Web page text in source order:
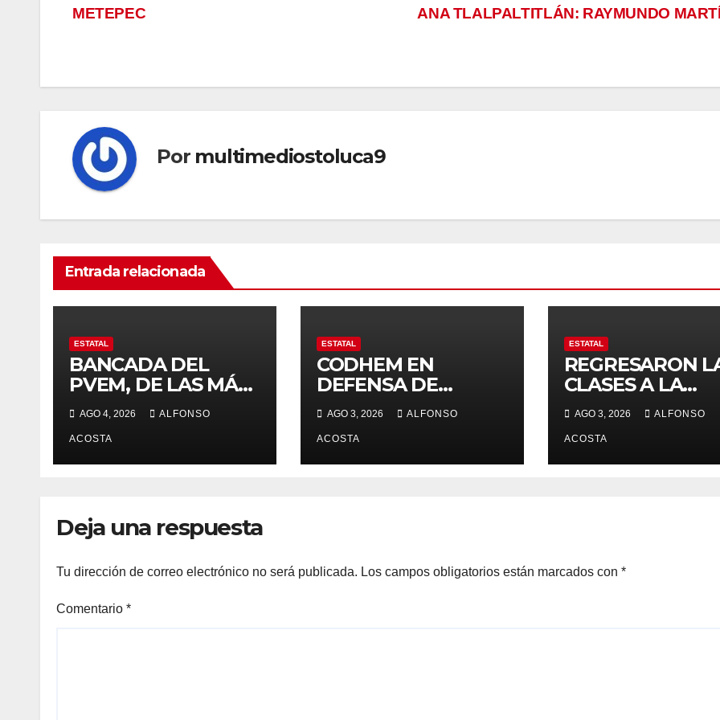
ANA TLALPALTITLÁN: RAYMUNDO
METEPEC
Por multimediostoluca9
Entrada relacionada
ESTATAL
BANCADA DEL
PVEM, DE LAS MÁS
ACTIVAS
AGO 4, 2026 ALFONSO
ACOSTA
ESTATAL
CODHEM EN
DEFENSA DE
DERECHOS
HUMANOS
AGO 3, 2026 ALFONSO
ACOSTA
ESTATAL
REGRESARON
CLASES A LA
UAEMéx
AGO 3, 2026 ALFONSO
ACOSTA
Deja una respuesta
Tu dirección de correo electrónico no será publicada. Los campos obligatorios están marcados con *
Comentario *